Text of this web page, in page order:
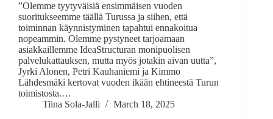
”Olemme tyytyväisiä ensimmäisen vuoden
suoritukseemme täällä Turussa ja siihen, että
toiminnan käynnistyminen tapahtui ennakoitua
nopeammin. Olemme pystyneet tarjoamaan
asiakkaillemme IdeaStructuran monipuolisen
palvelukattauksen, mutta myös jotakin aivan uutta”,
Jyrki Alonen, Petri Kauhaniemi ja Kimmo
Lähdesmäki kertovat vuoden ikään ehtineestä Turun
toimistosta.…
Tiina Sola-Jalli
March 18, 2025